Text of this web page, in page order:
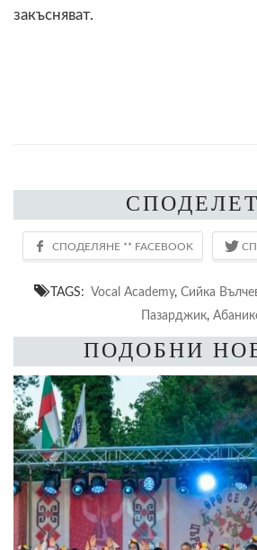
закъсняват.
TAGS: Vocal Academy, Сийка
Пазарджик,
ПОДОБНИ